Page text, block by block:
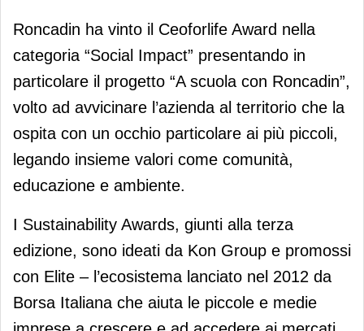
Roncadin ha vinto il Ceoforlife Award nella
categoria “Social Impact” presentando in
particolare il progetto “A scuola con Roncadin”,
volto ad avvicinare l’azienda al territorio che la
ospita con un occhio particolare ai più piccoli,
legando insieme valori come comunità,
educazione e ambiente.
I Sustainability Awards, giunti alla terza
edizione, sono ideati da Kon Group e promossi
con Elite – l’ecosistema lanciato nel 2012 da
Borsa Italiana che aiuta le piccole e medie